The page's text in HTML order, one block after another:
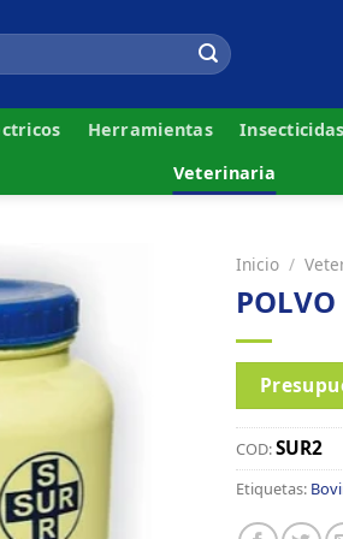
Herramientas Insecticidas
Veterinaria
Inicio /
COD:SUR2
Etiquetas: